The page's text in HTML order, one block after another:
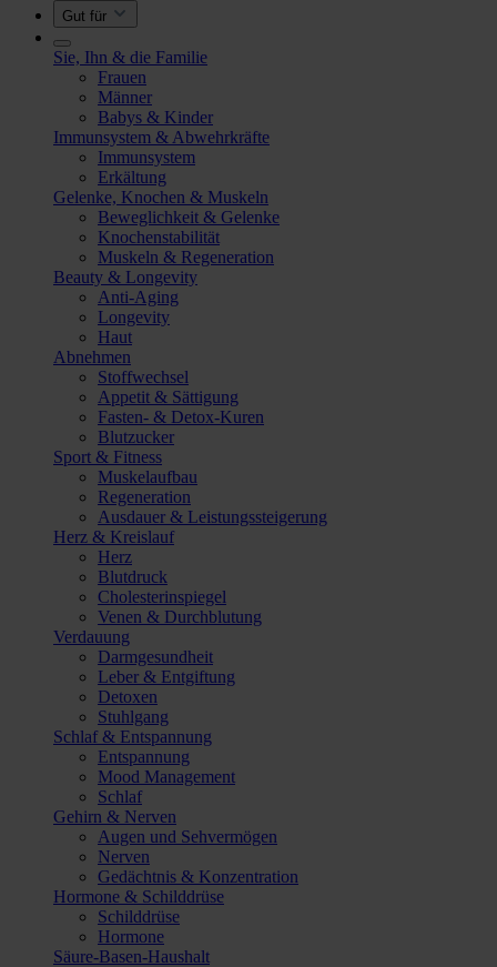
Gut für
Sie, Ihn & die Familie
Frauen
Männer
Babys & Kinder
Immunsystem & Abwehrkräfte
Immunsystem
Erkältung
Gelenke, Knochen & Muskeln
Beweglichkeit & Gelenke
Knochenstabilität
Muskeln & Regeneration
Beauty & Longevity
Anti-Aging
Longevity
Haut
Abnehmen
Stoffwechsel
Appetit & Sättigung
Fasten- & Detox-Kuren
Blutzucker
Sport & Fitness
Muskelaufbau
Regeneration
Ausdauer & Leistungssteigerung
Herz & Kreislauf
Herz
Blutdruck
Cholesterinspiegel
Venen & Durchblutung
Verdauung
Darmgesundheit
Leber & Entgiftung
Detoxen
Stuhlgang
Schlaf & Entspannung
Entspannung
Mood Management
Schlaf
Gehirn & Nerven
Augen und Sehvermögen
Nerven
Gedächtnis & Konzentration
Hormone & Schilddrüse
Schilddrüse
Hormone
Säure-Basen-Haushalt